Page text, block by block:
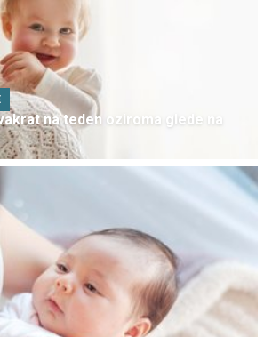
na teden oziroma glede na